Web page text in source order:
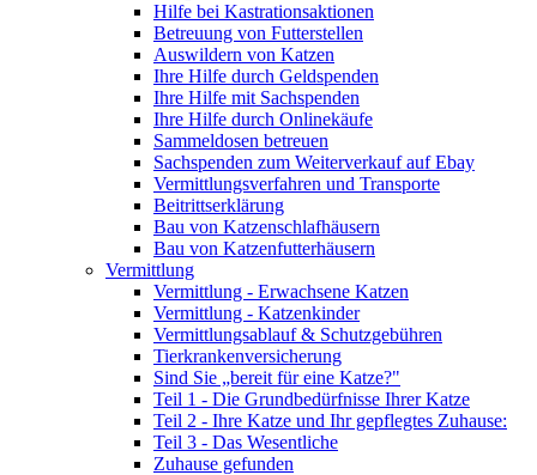
Hilfe bei Kastrationsaktionen
Betreuung von Futterstellen
Auswildern von Katzen
Ihre Hilfe durch Geldspenden
Ihre Hilfe mit Sachspenden
Ihre Hilfe durch Onlinekäufe
Sammeldosen betreuen
Sachspenden zum Weiterverkauf auf Ebay
Vermittlungsverfahren und Transporte
Beitrittserklärung
Bau von Katzenschlafhäusern
Bau von Katzenfutterhäusern
Vermittlung
Vermittlung - Erwachsene Katzen
Vermittlung - Katzenkinder
Vermittlungsablauf & Schutzgebühren
Tierkrankenversicherung
Sind Sie „bereit für eine Katze?"
Teil 1 - Die Grundbedürfnisse Ihrer Katze
Teil 2 - Ihre Katze und Ihr gepflegtes Zuhause:
Teil 3 - Das Wesentliche
Zuhause gefunden